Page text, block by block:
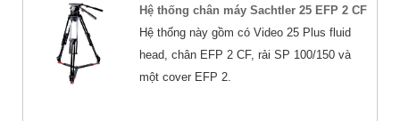
Hệ thống chân máy Sachtler 25 EFP 2 CF
Hệ thống này gồm có Video 25 Plus fluid
head, chân EFP 2 CF, rải SP 100/150 và
một cover EFP 2.